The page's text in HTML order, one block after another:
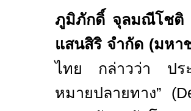
ภูมิภักดิ์ จุลมณีโชติ
แสนสิริ จำกัด (มหา
ไทย กล่าวว่า ปร
หมายปลายทาง” (